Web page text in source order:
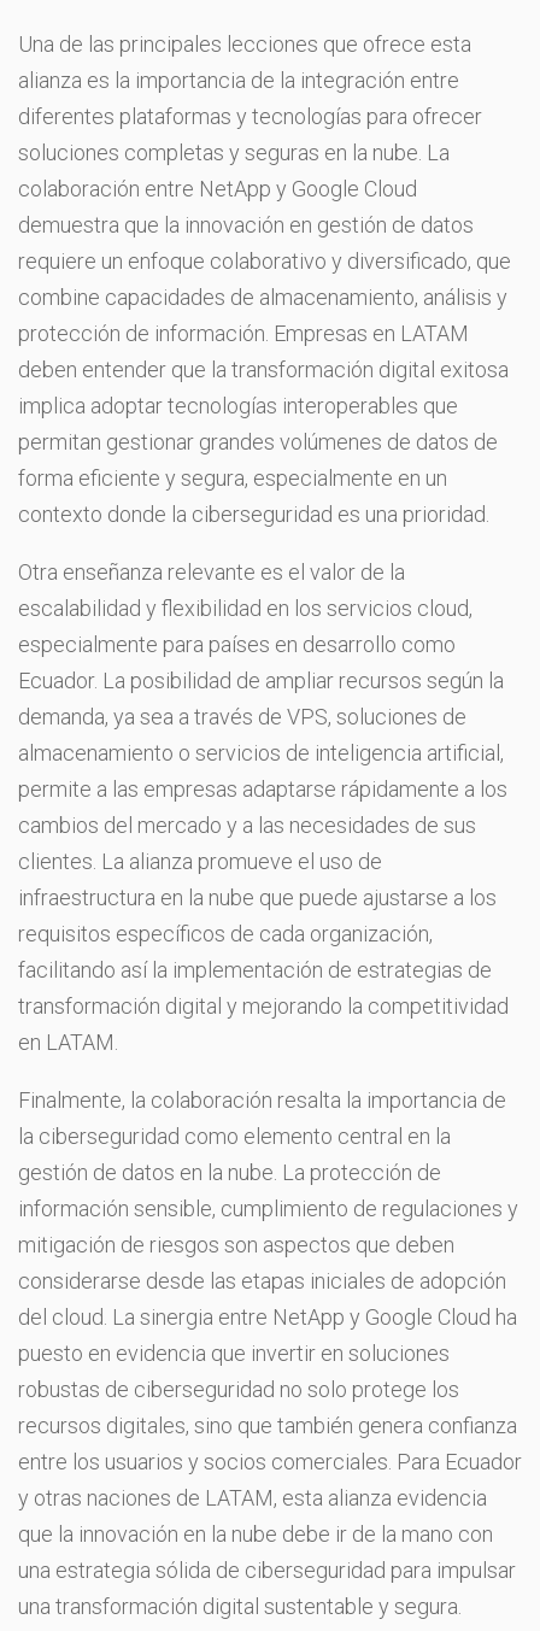
Una de las principales lecciones que ofrece esta
alianza es la importancia de la integración entre
diferentes plataformas y tecnologías para ofrecer
soluciones completas y seguras en la nube. La
colaboración entre NetApp y Google Cloud
demuestra que la innovación en gestión de datos
requiere un enfoque colaborativo y diversificado, que
combine capacidades de almacenamiento, análisis y
protección de información. Empresas en LATAM
deben entender que la transformación digital exitosa
implica adoptar tecnologías interoperables que
permitan gestionar grandes volúmenes de datos de
forma eficiente y segura, especialmente en un
contexto donde la ciberseguridad es una prioridad.
Otra enseñanza relevante es el valor de la
escalabilidad y flexibilidad en los servicios cloud,
especialmente para países en desarrollo como
Ecuador. La posibilidad de ampliar recursos según la
demanda, ya sea a través de VPS, soluciones de
almacenamiento o servicios de inteligencia artificial,
permite a las empresas adaptarse rápidamente a los
cambios del mercado y a las necesidades de sus
clientes. La alianza promueve el uso de
infraestructura en la nube que puede ajustarse a los
requisitos específicos de cada organización,
facilitando así la implementación de estrategias de
transformación digital y mejorando la competitividad
en LATAM.
Finalmente, la colaboración resalta la importancia de
la ciberseguridad como elemento central en la
gestión de datos en la nube. La protección de
información sensible, cumplimiento de regulaciones y
mitigación de riesgos son aspectos que deben
considerarse desde las etapas iniciales de adopción
del cloud. La sinergia entre NetApp y Google Cloud ha
puesto en evidencia que invertir en soluciones
robustas de ciberseguridad no solo protege los
recursos digitales, sino que también genera confianza
entre los usuarios y socios comerciales. Para Ecuador
y otras naciones de LATAM, esta alianza evidencia
que la innovación en la nube debe ir de la mano con
una estrategia sólida de ciberseguridad para impulsar
una transformación digital sustentable y segura.